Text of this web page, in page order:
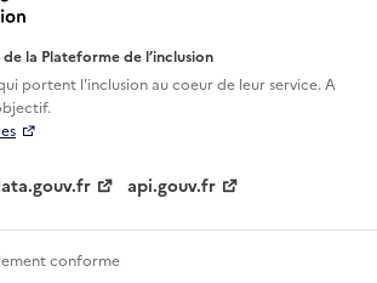
la Plateforme de l’inclusion
portent l'inclusion aucoeur de leur service. A
api.gouv.fr
conforme